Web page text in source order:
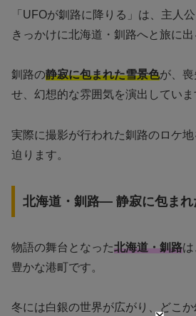
「UFOが釧路に降りる」は、主人
きっかけに北海道・釧路へと旅に出
釧路の静寂に包まれた雪景色が、
せ、幻想的な雰囲気を演出していま
実際に撮影が行われた釧路のロケ
迫ります。
北海道・釧路— 静寂に包まれ
物語の舞台となった北海道・釧路
豊かな港町です。
冬には白銀の世界が広がり、どこ